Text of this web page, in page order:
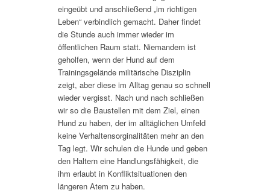
eingeübt und anschließend „im richtigen
Leben“ verbindlich gemacht. Daher findet
die Stunde auch immer wieder im
öffentlichen Raum statt. Niemandem ist
geholfen, wenn der Hund auf dem
Trainingsgelände militärische Disziplin
zeigt, aber diese im Alltag genau so schnell
wieder vergisst. Nach und nach schließen
wir so die Baustellen mit dem Ziel, einen
Hund zu haben, der im alltäglichen Umfeld
keine Verhaltensorginalitäten mehr an den
Tag legt. Wir schulen die Hunde und geben
den Haltern eine Handlungsfähigkeit, die
ihm erlaubt in Konfliktsituationen den
längeren Atem zu haben.